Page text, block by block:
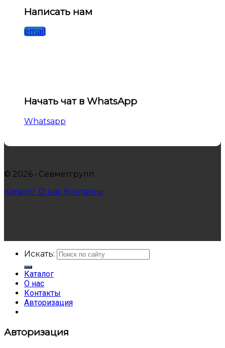
Написать нам
email
Начать чат в WhatsApp
Whatsapp
© 2026 • Севметгрупп
Каталог О нас Контакты
Искать:
Каталог
О нас
Контакты
Авторизация
Авторизация